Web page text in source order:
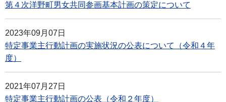
第４次洋野町男女共同参画基本計画の策定について
2023年09月07日
特定事業主行動計画の実施状況の公表について（令和４年
度）
2021年07月27日
特定事業主行動計画の公表（令和２年度）